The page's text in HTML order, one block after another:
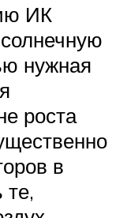
ИК
нужная
роста
в
те,